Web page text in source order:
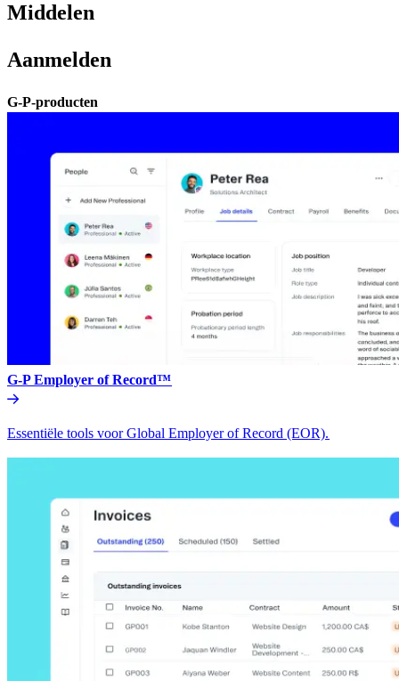
Middelen​​
Aanmelden​​
G-P-producten​​
G-P Employer of Record™​​
Essentiële tools voor Global Employer of Record (EOR).​​